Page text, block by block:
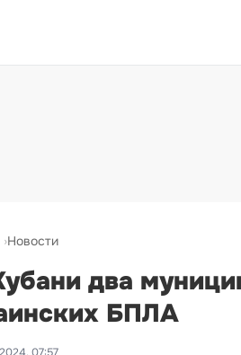
Новости
два
БПЛА